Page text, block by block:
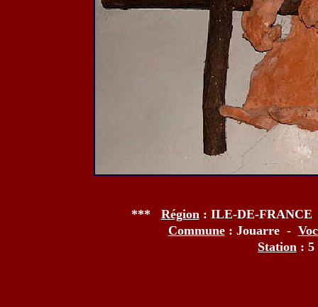
*** Région: ILE-DE-
Commune: Jouarre -
Station :